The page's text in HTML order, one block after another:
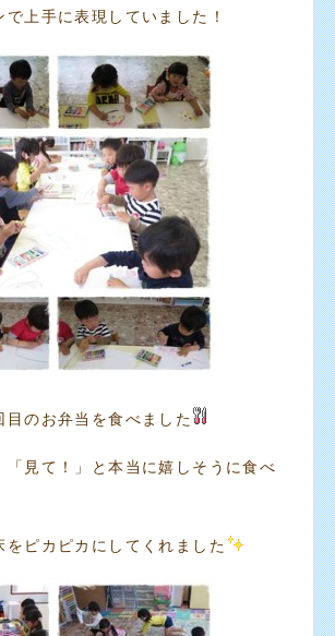
で上手に表現していました！
目のお弁当を食べました
「見て！」と本当に嬉しそうに食べ
をピカピカにしてくれました